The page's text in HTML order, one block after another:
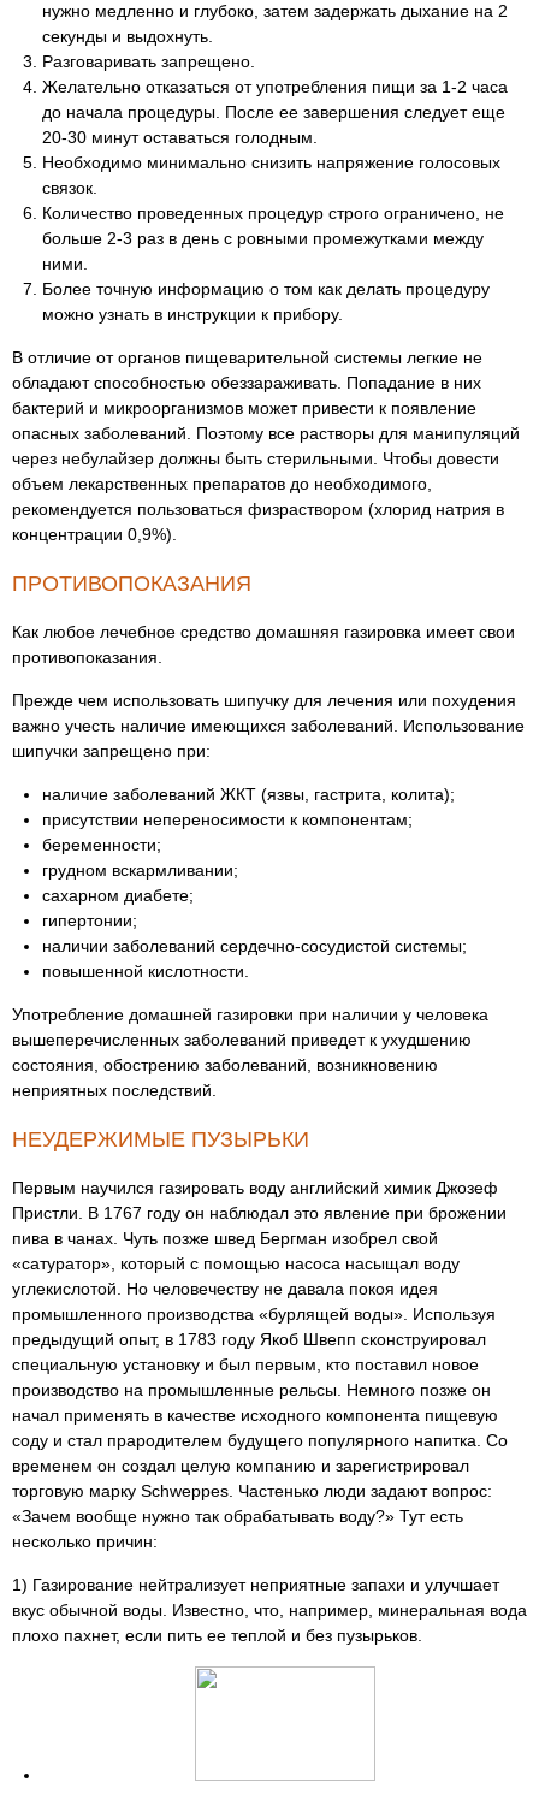
нужно медленно и глубоко, затем задержать дыхание на 2
секунды и выдохнуть.
Разговаривать запрещено.
Желательно отказаться от употребления пищи за 1-2 часа
до начала процедуры. После ее завершения следует еще
20-30 минут оставаться голодным.
Необходимо минимально снизить напряжение голосовых
связок.
Количество проведенных процедур строго ограничено, не
больше 2-3 раз в день с ровными промежутками между
ними.
Более точную информацию о том как делать процедуру
можно узнать в инструкции к прибору.
В отличие от органов пищеварительной системы легкие не
обладают способностью обеззараживать. Попадание в них
бактерий и микроорганизмов может привести к появление
опасных заболеваний. Поэтому все растворы для манипуляций
через небулайзер должны быть стерильными. Чтобы довести
объем лекарственных препаратов до необходимого,
рекомендуется пользоваться физраствором (хлорид натрия в
концентрации 0,9%).
ПРОТИВОПОКАЗАНИЯ
Как любое лечебное средство домашняя газировка имеет свои
противопоказания.
Прежде чем использовать шипучку для лечения или похудения
важно учесть наличие имеющихся заболеваний. Использование
шипучки запрещено при:
наличие заболеваний ЖКТ (язвы, гастрита, колита);
присутствии непереносимости к компонентам;
беременности;
грудном вскармливании;
сахарном диабете;
гипертонии;
наличии заболеваний сердечно-сосудистой системы;
повышенной кислотности.
Употребление домашней газировки при наличии у человека
вышеперечисленных заболеваний приведет к ухудшению
состояния, обострению заболеваний, возникновению
неприятных последствий.
НЕУДЕРЖИМЫЕ ПУЗЫРЬКИ
Первым научился газировать воду английский химик Джозеф
Пристли. В 1767 году он наблюдал это явление при брожении
пива в чанах. Чуть позже швед Бергман изобрел свой
«сатуратор», который с помощью насоса насыщал воду
углекислотой. Но человечеству не давала покоя идея
промышленного производства «бурлящей воды». Используя
предыдущий опыт, в 1783 году Якоб Швепп сконструировал
специальную установку и был первым, кто поставил новое
производство на промышленные рельсы. Немного позже он
начал применять в качестве исходного компонента пищевую
соду и стал прародителем будущего популярного напитка. Со
временем он создал целую компанию и зарегистрировал
торговую марку Schweppes. Частенько люди задают вопрос:
«Зачем вообще нужно так обрабатывать воду?» Тут есть
несколько причин:
1) Газирование нейтрализует неприятные запахи и улучшает
вкус обычной воды. Известно, что, например, минеральная вода
плохо пахнет, если пить ее теплой и без пузырьков.